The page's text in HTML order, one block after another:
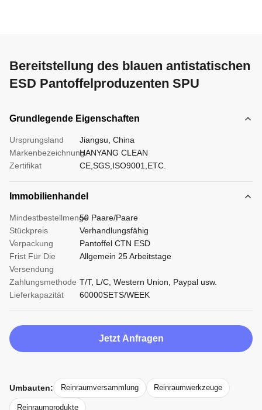
Bereitstellung des blauen antistatischen
ESD Pantoffelproduzenten SPU
Grundlegende Eigenschaften
Ursprungsland
Jiangsu, China
MarkenbezeichnungHANYANG CLEAN
Zertifikat
CE,SGS,ISO9001,ETC.
Immobilienhandel
Mindestbestellmenge50 Paare/Paare
Stückpreis
Verhandlungsfähig
Verpackung
Pantoffel CTN ESD
Frist Für Die
Versendung
Allgemein 25 Arbeitstage
Zahlungsmethode T/T, L/C, Western Union, Paypal usw.
Lieferkapazität
60000SETS/WEEK
Jetzt Anfragen
Umbauten: Reinraumversammlung Reinraumwerkzeuge
Reinraumprodukte